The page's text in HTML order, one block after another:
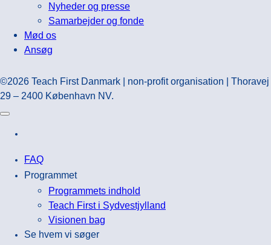
Nyheder og presse
Samarbejder og fonde
Mød os
Ansøg
©2026 Teach First Danmark | non-profit organisation | Thoravej
29 – 2400 København NV.
FAQ
Programmet
Programmets indhold
Teach First i Sydvestjylland
Visionen bag
Se hvem vi søger